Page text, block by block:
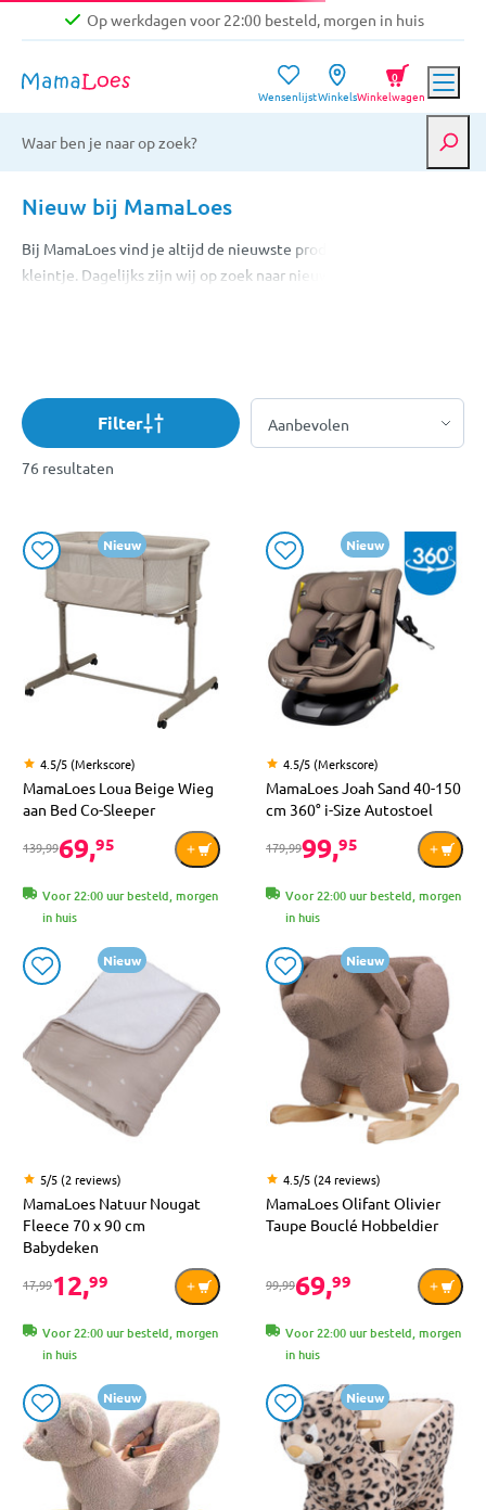
Op werkdagen voor 22:00 besteld, morgen in huis
Niet goed, geld terug garantie
Gratis verzending vanaf €39,-
Op werkdagen voor 22:00 besteld, morgen in huis
WensenlijstWinkelsWinkelwagen
0
Nieuw bij MamaLoes
Bij MamaLoes vind je altijd de nieuwste producten voor jou en je
kleintje. Dagelijks zijn wij op zoek naar nieuwe collecties, toffe
Filter
76 resultaten
Nieuw
4.5/5 (Merkscore)
MamaLoes Loua Beige Wieg
aan Bed Co-Sleeper
139,9969,95
Voor 22:00 uur besteld, morgen
in huis
Nieuw
4.5/5 (Merkscore)
MamaLoes Joah Sand 40-150
cm 360° i-Size Autostoel
179,9999,95
Voor 22:00 uur besteld, morgen
in huis
Nieuw
5/5 (2 reviews)
MamaLoes Natuur Nougat
Fleece 70 x 90 cm
Babydeken
17,9912,99
Voor 22:00 uur besteld, morgen
in huis
Nieuw
4.5/5 (24 reviews)
MamaLoes Olifant Olivier
Taupe Bouclé Hobbeldier
99,9969,99
Voor 22:00 uur besteld, morgen
in huis
Nieuw Nieuw